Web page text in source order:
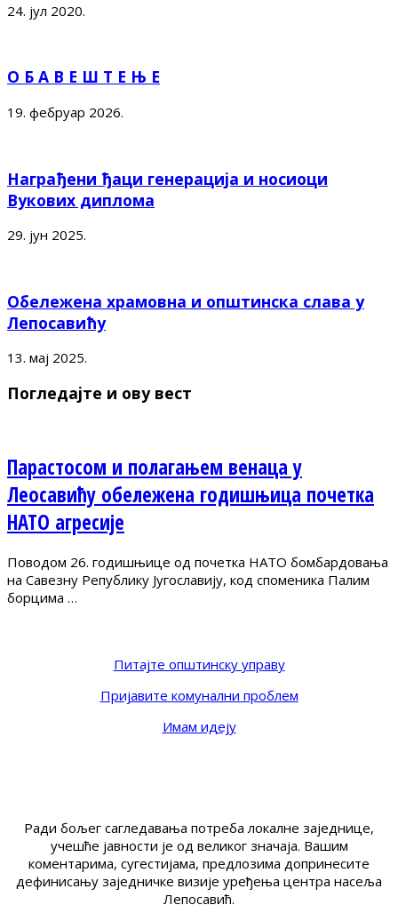
24. јул 2020.
О Б А В Е Ш Т Е Њ Е
19. фебруар 2026.
Награђени ђаци генерација и носиоци
Вукових диплома
29. јун 2025.
Обележена храмовна и општинска слава у
Лепосавићу
13. мај 2025.
Погледајте и ову вест
Парастосом и полагањем венаца у
Леосавићу обележена годишњица почетка
НАТО агресије
Поводом 26. годишњице од почетка НАТО бомбардовања
на Савезну Републику Југославију, код споменика Палим
борцима …
Питајте општинску управу
Пријавите комунални проблем
Имам идеју
Ради бољег сагледавања потреба локалне заједнице,
учешће јавности је од великог значаја. Вашим
коментарима, сугестијама, предлозима допринесите
дефинисању заједничке визије уређења центра насеља
Лепосавић.